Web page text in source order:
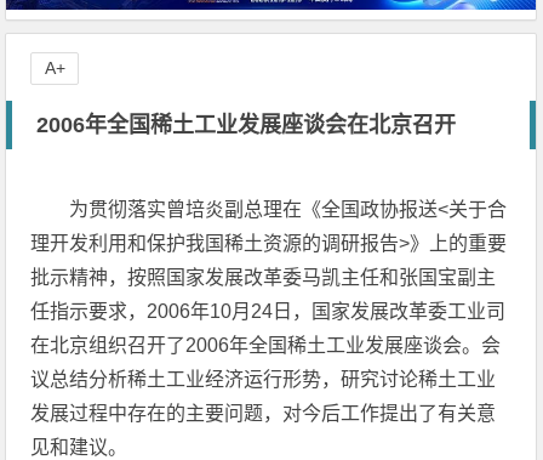
2006年全国稀土工业发展座谈会在北京召开
为贯彻落实曾培炎副总理在《全国政协报送<关于合
理开发利用和保护我国稀土资源的调研报告>》上的重要
批示精神，按照国家发展改革委马凯主任和张国宝副主
任指示要求，2006年10月24日，国家发展改革委工业司
在北京组织召开了2006年全国稀土工业发展座谈会。会
议总结分析稀土工业经济运行形势，研究讨论稀土工业
发展过程中存在的主要问题，对今后工作提出了有关意
见和建议。
A+